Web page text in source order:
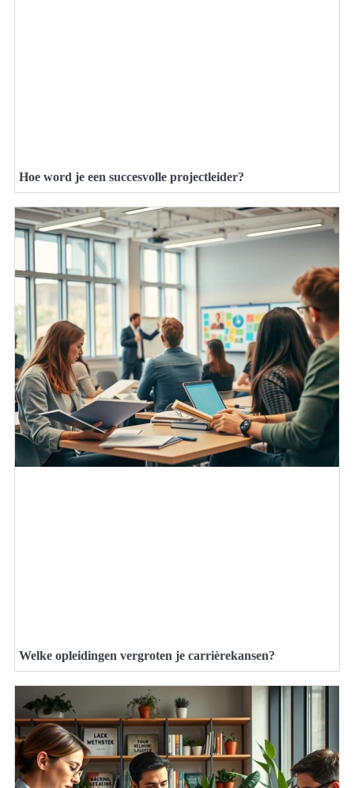
Hoe word je een succesvolle projectleider?
Welke opleidingen vergroten je carrièrekansen?